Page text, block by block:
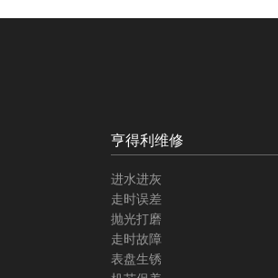
亨得利维修
进水进灰
走时误差
抛光打磨
走时故障
表盘生锈